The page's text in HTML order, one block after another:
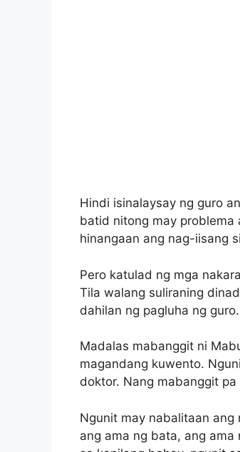
Hindi isinalaysay ng guro
batid nitong may problema
hinangaan ang nag-iisang
Pero katulad ng mga
Tila walang suliraning
dahilan ng pagluha ng guro.
Madalas mabanggit ni
magandang kuwento.
doktor. Nang mabanggit
Ngunit may nabalitaan
ang ama ng bata, ang